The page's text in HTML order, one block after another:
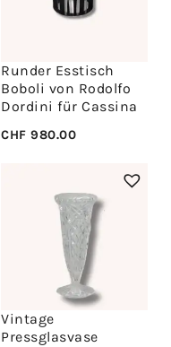
Runder Esstisch
Boboli von Rodolfo
Dordini für Cassina
CHF 980.00
Vintage
Pressglasvase